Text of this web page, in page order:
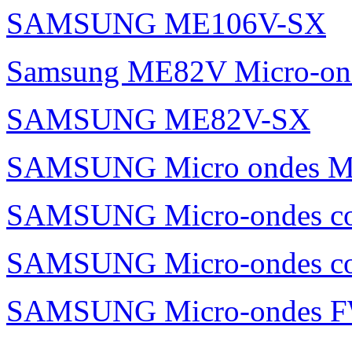
SAMSUNG ME106V-SX
Samsung ME82V Micro-
SAMSUNG ME82V-SX
SAMSUNG Micro ondes
SAMSUNG Micro-ondes
SAMSUNG Micro-ondes
SAMSUNG Micro-ondes